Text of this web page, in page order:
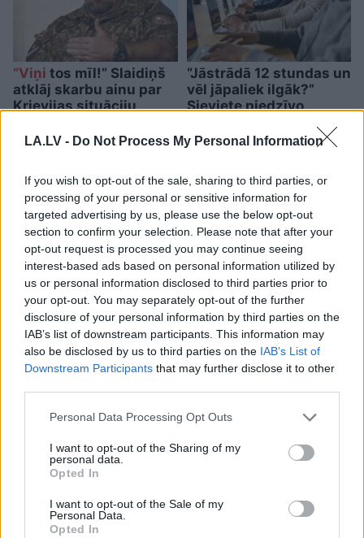
LA.LV - Do Not Process My Personal Information
If you wish to opt-out of the sale, sharing to third parties, or
processing of your personal or sensitive information for
targeted advertising by us, please use the below opt-out
section to confirm your selection. Please note that after your
opt-out request is processed you may continue seeing
interest-based ads based on personal information utilized by
us or personal information disclosed to third parties prior to
your opt-out. You may separately opt-out of the further
disclosure of your personal information by third parties on the
IAB’s list of downstream participants. This information may
also be disclosed by us to third parties on the IAB’s List of
Downstream Participants that may further disclose it to other
Please note that this website/app uses one or more Google
not limited to your visit or usage behaviour. You may click to
grant or deny consent to Google and its third-party tags to
use your data for below specified purposes in below Google
consent section.
Personal Data Processing Opt Outs
I want to opt-out of the Sharing of my
personal data.
Opted In
I want to opt-out of the Sale of my
Personal Data.
Opted In
“Viņi tos mīl!” Slaidiņš
atklāj skarbu ainu par
Krievijas situāciju
“Jāstrādā 12 stundas un
vēl jāpaliek ilgāk?”
Sieviete piedzīvo
intervijā, izrādās – tas
šo zodiaka zīmju
pārstāvjiem labāk
nestrīdēties: viņi vienmēr
atradīs veidu, kā pamatīgi
atriebties